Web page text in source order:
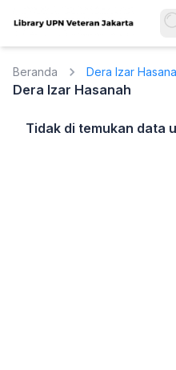
Beranda Dera Izar
Dera Izar Hasanah
Tidak di temukan data